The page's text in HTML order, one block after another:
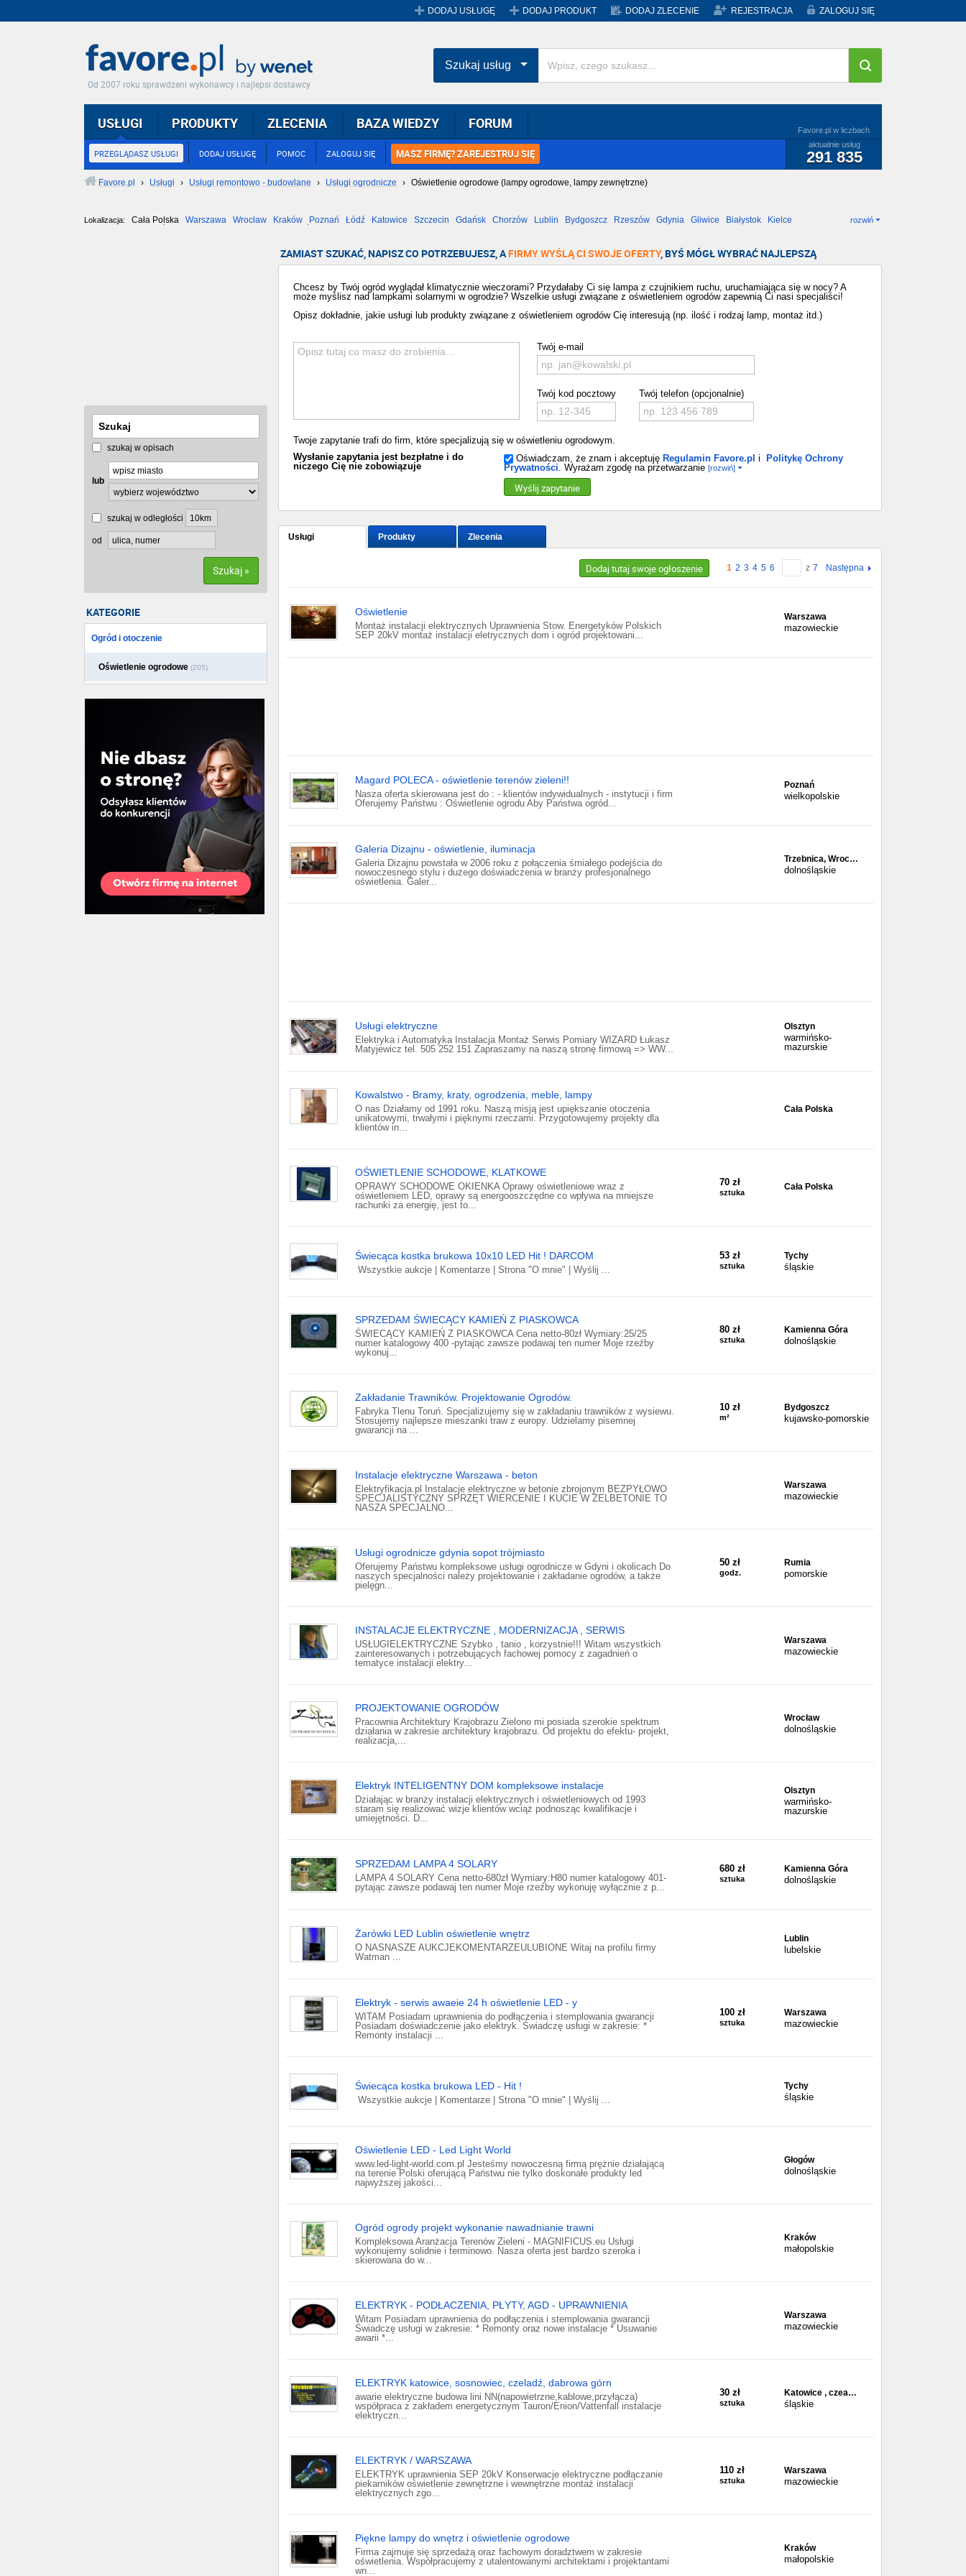
DODAJ USŁUGĘ DODAJ PRODUKT DODAJ ZLECENIE REJESTRACJA ZALOGUJ SIĘ
Od 2007 roku sprawdzeni wykonawcy i najlepsi dostawcy
USŁUGI
PRZEGLĄDASZ USŁUGI DODAJ USŁUGĘ POMOC ZALOGUJ SIĘ MASZ FIRMĘ? ZAREJESTRUJ SIĘ
Favore.pl w liczbach
aktualnie usług
291 835
PRODUKTY ZLECENIA BAZA WIEDZY FORUM
Szukaj usług
Favore.pl › Usługi › Usługi remontowo - budowlane › Usługi ogrodnicze › Oświetlenie ogrodowe (lampy ogrodowe, lampy zewnętrzne)
Lokalizacja: Cała Polska Warszawa Wrocław Kraków Poznań Łódź Katowice Szczecin Gdańsk Chorzów Lublin Bydgoszcz Rzeszów Gdynia Gliwice Białystok
Kielce
rozwiń
szukaj w opisach
lub
szukaj w odległości
od
Szukaj »
KATEGORIE
Ogród i otoczenie
Oświetlenie ogrodowe (205)
ZAMIAST SZUKAĆ, NAPISZ CO POTRZEBUJESZ, AFIRMY WYŚLĄ CI SWOJE OFERTY, BYŚ MÓGŁ WYBRAĆ NAJLEPSZĄ
Chcesz by Twój ogród wyglądał klimatycznie wieczorami? Przydałaby Ci się lampa z czujnikiem ruchu, uruchamiająca się w nocy? A
może myślisz nad lampkami solarnymi w ogrodzie? Wszelkie usługi związane z oświetleniem ogrodów zapewnią Ci nasi specjaliści!
Opisz dokładnie, jakie usługi lub produkty związane z oświetleniem ogrodów Cię interesują (np. ilość i rodzaj lamp, montaż itd.)
Twój e-mail
Twój kod pocztowy Twój telefon (opcjonalnie)
Twoje zapytanie trafi do firm, które specjalizują się w oświetleniu ogrodowym.
Wysłanie zapytania jest bezpłatne i do
niczego Cię nie zobowiązuje
Oświadczam, że znam i akceptuję Regulamin Favore.pl i
Politykę Ochrony
Prywatności. Wyrażam zgodę na przetwarzanie [rozwiń]
Wyślij zapytanie
Usługi Produkty Zlecenia
Dodaj tutaj swoje ogłoszenie 1 2 3 4 5 6 z 7 Następna
Oświetlenie
Montaż instalacji elektrycznych Uprawnienia Stow. Energetyków Polskich
SEP 20kV montaż instalacji eletrycznych dom i ogród projektowani...
Warszawa
mazowieckie
Magard POLECA - oświetlenie terenów zieleni!!
Nasza oferta skierowana jest do : - klientów indywidualnych - instytucji i firm
Oferujemy Państwu : Oświetlenie ogrodu Aby Państwa ogród...
Poznań
wielkopolskie
Galeria Dizajnu - oświetlenie, iluminacja
Galeria Dizajnu powstała w 2006 roku z połączenia śmiałego podejścia do
nowoczesnego stylu i dużego doświadczenia w branży profesjonalnego
oświetlenia. Galer...
Trzebnica, Wroc…
dolnośląskie
Usługi elektryczne
Elektryka i Automatyka Instalacja Montaż Serwis Pomiary WIZARD Łukasz
Matyjewicz tel. 505 252 151 Zapraszamy na naszą stronę firmową => WW...
Olsztyn
warmińsko-
mazurskie
Kowalstwo - Bramy, kraty, ogrodzenia, meble, lampy
O nas Działamy od 1991 roku. Naszą misją jest upiększanie otoczenia
unikatowymi, trwałymi i pięknymi rzeczami. Przygotowujemy projekty dla
klientów in...
Cała Polska
OŚWIETLENIE SCHODOWE, KLATKOWE
OPRAWY SCHODOWE OKIENKA Oprawy oświetleniowe wraz z
oświetleniem LED, oprawy są energooszczędne co wpływa na mniejsze
rachunki za energię, jest to...
70 zł
sztuka
Cała Polska
Świecąca kostka brukowa 10x10 LED Hit ! DARCOM
Wszystkie aukcje | Komentarze | Strona "O mnie" | Wyślij ...
53 zł
sztuka
Tychy
śląskie
SPRZEDAM ŚWIECĄCY KAMIEŃ Z PIASKOWCA
ŚWIECĄCY KAMIEŃ Z PIASKOWCA Cena netto-80zł Wymiary:25/25
numer katalogowy 400 -pytając zawsze podawaj ten numer Moje rzeźby
wykonuj...
80 zł
sztuka
Kamienna Góra
dolnośląskie
Zakładanie Trawników. Projektowanie Ogrodów.
Fabryka Tlenu Toruń. Specjalizujemy się w zakładaniu trawników z wysiewu.
Stosujemy najlepsze mieszanki traw z europy. Udzielamy pisemnej
gwarancji na ...
10 zł
m²
Bydgoszcz
kujawsko-pomorskie
Instalacje elektryczne Warszawa - beton
Elektryfikacja.pl Instalacje elektryczne w betonie zbrojonym BEZPYŁOWO
SPECJALISTYCZNY SPRZĘT WIERCENIE I KUCIE W ŻELBETONIE TO
NASZA SPECJALNO...
Warszawa
mazowieckie
Usługi ogrodnicze gdynia sopot trójmiasto
Oferujemy Państwu kompleksowe usługi ogrodnicze w Gdyni i okolicach Do
naszych specjalności należy projektowanie i zakładanie ogrodów, a także
pielęgn...
50 zł
godz.
Rumia
pomorskie
INSTALACJE ELEKTRYCZNE , MODERNIZACJA , SERWIS
USŁUGIELEKTRYCZNE Szybko , tanio , korzystnie!!! Witam wszystkich
zainteresowanych i potrzebujących fachowej pomocy z zagadnień o
tematyce instalacji elektry...
Warszawa
mazowieckie
PROJEKTOWANIE OGRODÓW
Pracownia Architektury Krajobrazu Zielono mi posiada szerokie spektrum
działania w zakresie architektury krajobrazu. Od projektu do efektu- projekt,
realizacja,...
Wrocław
dolnośląskie
Elektryk INTELIGENTNY DOM kompleksowe instalacje
Działając w branży instalacji elektrycznych i oświetleniowych od 1993
staram się realizować wizje klientów wciąż podnosząc kwalifikacje i
umiejętności. D...
Olsztyn
warmińsko-
mazurskie
SPRZEDAM LAMPA 4 SOLARY
LAMPA 4 SOLARY Cena netto-680zł Wymiary:H80 numer katalogowy 401-
pytając zawsze podawaj ten numer Moje rzeźby wykonuję wyłącznie z p...
680 zł
sztuka
Kamienna Góra
dolnośląskie
Żarówki LED Lublin oświetlenie wnętrz
O NASNASZE AUKCJEKOMENTARZEULUBIONE Witaj na profilu firmy
Watman ...
Lublin
lubelskie
Elektryk - serwis awaeie 24 h oświetlenie LED - y
WITAM Posiadam uprawnienia do podłączenia i stemplowania gwarancji
Posiadam doświadczenie jako elektryk. Świadczę usługi w zakresie: *
Remonty instalacji ...
100 zł
sztuka
Warszawa
mazowieckie
Świecąca kostka brukowa LED - Hit !
Wszystkie aukcje | Komentarze | Strona "O mnie" | Wyślij ...
Tychy
śląskie
Oświetlenie LED - Led Light World
www.led-light-world.com.pl Jesteśmy nowoczesną firmą prężnie działającą
na terenie Polski oferującą Państwu nie tylko doskonałe produkty led
najwyższej jakości...
Głogów
dolnośląskie
Ogród ogrody projekt wykonanie nawadnianie trawni
Kompleksowa Aranżacja Terenów Zieleni - MAGNIFICUS.eu Usługi
wykonujemy solidnie i terminowo. Nasza oferta jest bardzo szeroka i
skierowana do w...
Kraków
małopolskie
ELEKTRYK - PODŁACZENIA, PŁYTY, AGD - UPRAWNIENIA
Witam Posiadam uprawnienia do podłączenia i stemplowania gwarancji
Świadczę usługi w zakresie: * Remonty oraz nowe instalacje * Usuwanie
awarii *...
Warszawa
mazowieckie
ELEKTRYK katowice, sosnowiec, czeladź, dabrowa górn
awarie elektryczne budowa lini NN(napowietrzne,kablowe,przyłącza)
współpraca z zakładem energetycznym Tauron/Enion/Vattenfall instalacje
elektryczn...
30 zł
sztuka
Katowice , czea…
śląskie
ELEKTRYK / WARSZAWA
ELEKTRYK uprawnienia SEP 20kV Konserwacje elektryczne podłączanie
piekarników oświetlenie zewnętrzne i wewnętrzne montaż instalacji
elektrycznych zgo...
110 zł
sztuka
Warszawa
mazowieckie
Piękne lampy do wnętrz i oświetlenie ogrodowe
Firma zajmuje się sprzedażą oraz fachowym doradztwem w zakresie
oświetlenia. Współpracujemy z utalentowanymi architektami i projektantami
wn...
Kraków
małopolskie